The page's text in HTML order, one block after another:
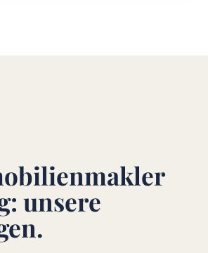
unsere